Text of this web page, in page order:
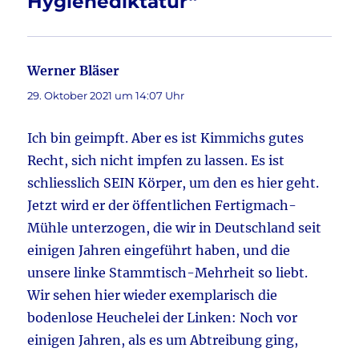
Werner Bläser
29. Oktober 2021 um 14:07 Uhr
Ich bin geimpft. Aber es ist Kimmichs gutes
Recht, sich nicht impfen zu lassen. Es ist
schliesslich SEIN Körper, um den es hier geht.
Jetzt wird er der öffentlichen Fertigmach-
Mühle unterzogen, die wir in Deutschland seit
einigen Jahren eingeführt haben, und die
unsere linke Stammtisch-Mehrheit so liebt.
Wir sehen hier wieder exemplarisch die
bodenlose Heuchelei der Linken: Noch vor
einigen Jahren, als es um Abtreibung ging,